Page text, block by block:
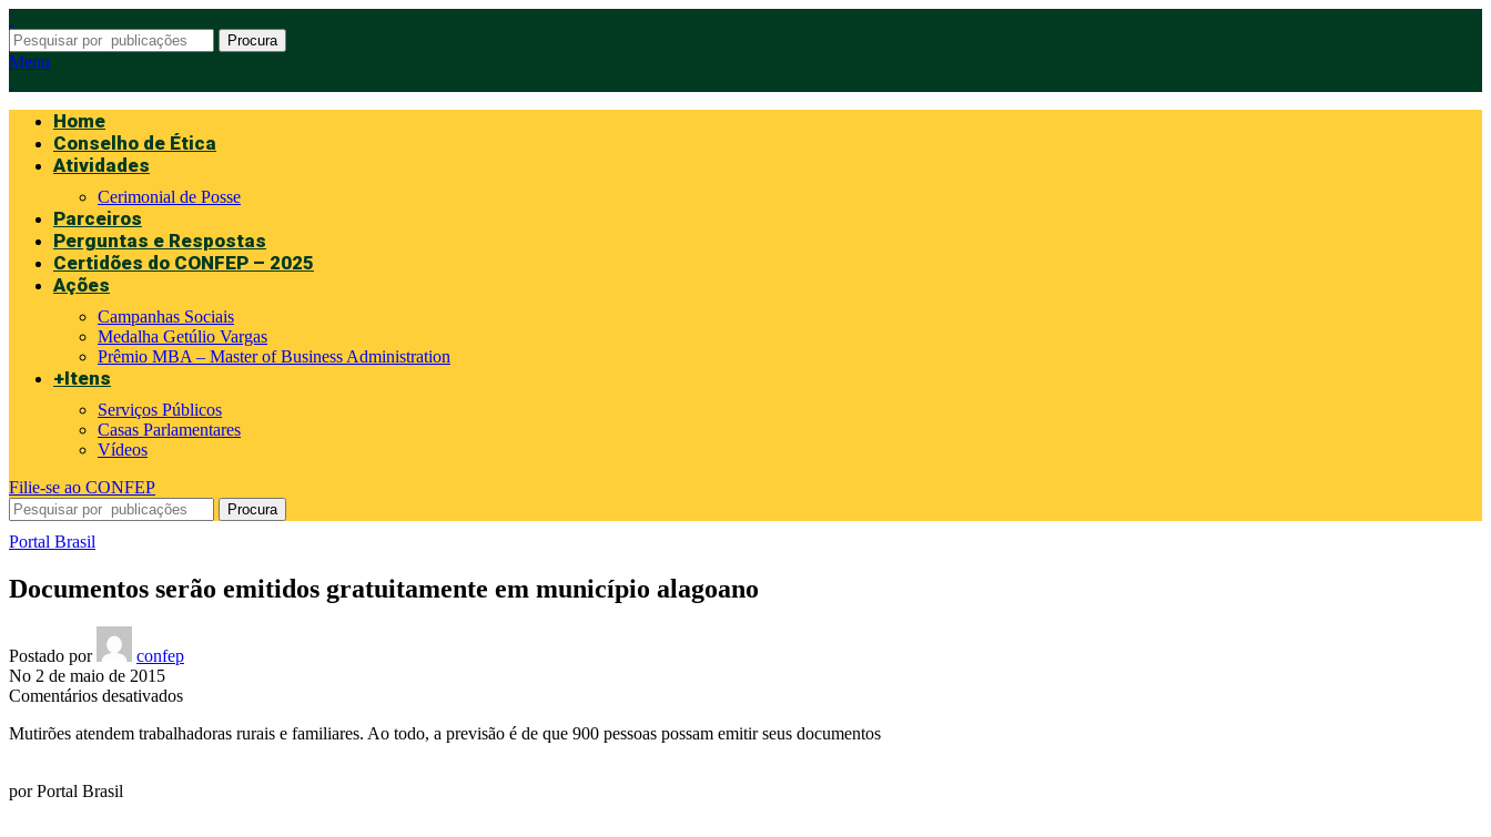
Procura
Menu
Home
Conselho de Ética
Atividades
Cerimonial de Posse
Parceiros
Perguntas e Respostas
Certidões do CONFEP – 2025
Ações
Campanhas Sociais
Medalha Getúlio Vargas
Prêmio MBA – Master of Business Administration
+Itens
Serviços Públicos
Casas Parlamentares
Vídeos
Filie-se ao CONFEP
Procura
Portal Brasil
Documentos serão emitidos gratuitamente em município alagoano
Postado por
confep
No 2 de maio de 2015
Comentários desativadosem
serão
Mutirões atendem trabalhadoras rurais e familiares. Ao todo, a previsão é de que 900 pessoas possam emitir seus documentos
porPortal Brasil